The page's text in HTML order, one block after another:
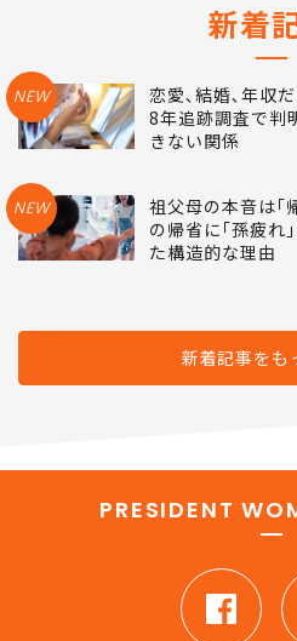
新着
NEW
恋愛､結婚､年収
8年追跡調査で判
きない関係
NEW
祖父母の本音は｢
の帰省に｢孫疲れ
た構造的な理由
新着記事をも
PRESIDENT